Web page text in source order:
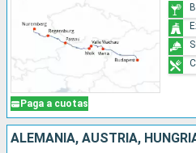
Paga a cuotas
ALEMANIA, AUSTRIA,